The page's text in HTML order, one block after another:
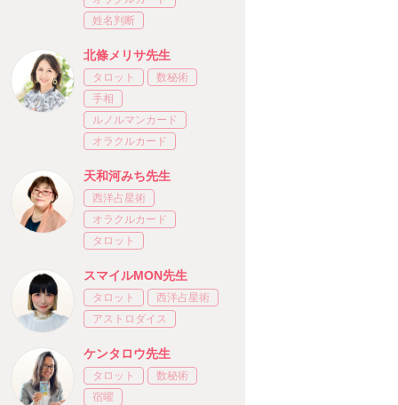
姓名判断
北條メリサ先生
タロット
数秘術
手相
ルノルマンカード
オラクルカード
天和河みち先生
西洋占星術
オラクルカード
タロット
スマイルMON先生
タロット
西洋占星術
アストロダイス
ケンタロウ先生
タロット
数秘術
宿曜